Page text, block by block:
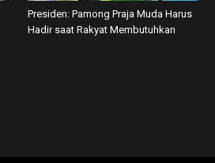
Presiden: Pamong Praja Muda Harus
Hadir saat Rakyat Membutuhkan